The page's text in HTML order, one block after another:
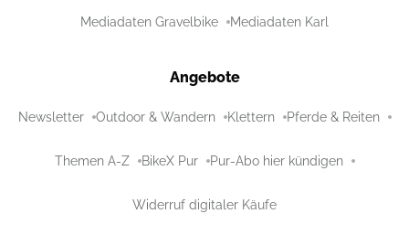
Mediadaten Gravelbike Mediadaten Karl
Angebote
Newsletter Outdoor & Wandern Klettern Pferde & Reiten
Themen A-Z BikeX Pur Pur-Abo hier kündigen
Widerruf digitaler Käufe